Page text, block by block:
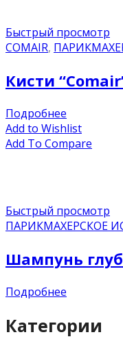
Быстрый просмотр
COMAIR,
Кисти
Подробнее
Add to Wishlist
Add To Compare
Быстрый просмотр
ПАРИКМАХЕРСКОЕ
Шампунь
Подробнее
Категории